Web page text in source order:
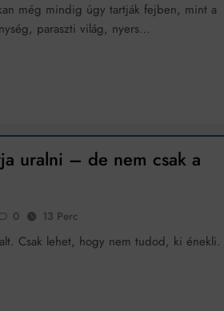
még mindig úgy tartják fejben, mint a
paraszti világ, nyers…
uralni – de nem csak a
0 13 Perc
Csak lehet, hogy nem tudod, ki énekli.